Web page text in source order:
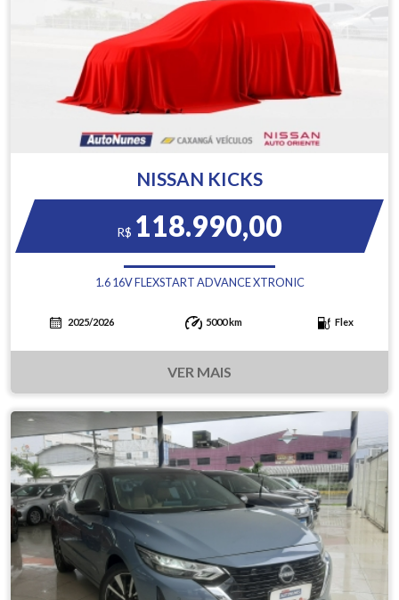
NISSAN KICKS
R$ 118.990,00
1.6 16V FLEXSTART ADVANCE XTRONIC
2025/2026 5000 km Flex
VER MAIS